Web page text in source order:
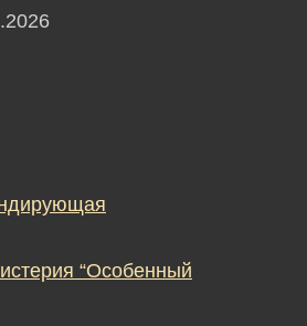
“Особенный